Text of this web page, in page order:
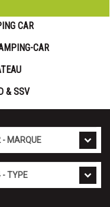
CAR
CAR
& SSV